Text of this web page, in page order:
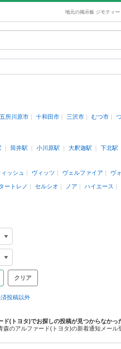
地元の掲示板 ジモティー
五所川原市 十和田市 三沢市 むつ市
筒井駅 小川原駅 大釈迦駅
下北駅
ィッシュ ヴィッツ ヴェルファイア ヴ
ートレノ セルシオ ノア ハイエース
クリア
投稿以外
ド(トヨタ)でお探しの投稿が見つからなかっ
森のアルファード(トヨタ)の新着通知メール